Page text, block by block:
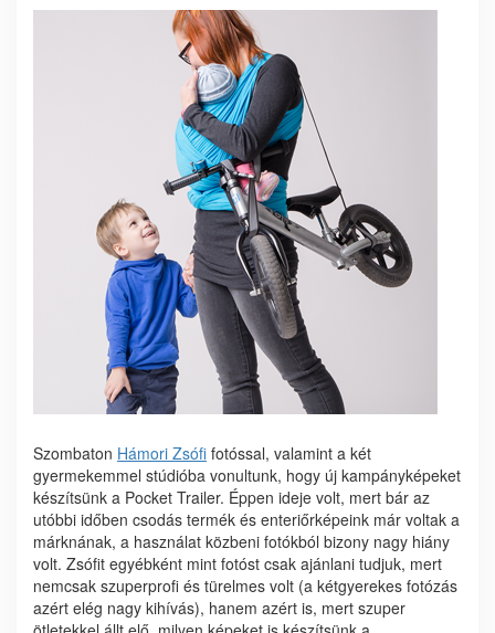
Szombaton Hámori Zsófi fotóssal, valamint a két
gyermekemmel stúdióba vonultunk, hogy új kampányképeket
készítsünk a Pocket Trailer. Éppen ideje volt, mert bár az
utóbbi időben csodás termék és enteriőrképeink már voltak a
márknának, a használat közbeni fotókból bizony nagy hiány
volt. Zsófit egyébként mint fotóst csak ajánlani tudjuk, mert
nemcsak szuperprofi és türelmes volt (a kétgyerekes fotózás
azért elég nagy kihívás), hanem azért is, mert szuper